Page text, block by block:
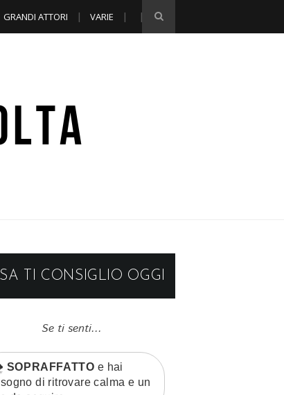
GRANDI ATTORI VARIE
TI CONSIGLIO OGGI
Se ti senti...
SOPRAFFATTO e hai
di ritrovare calma e un